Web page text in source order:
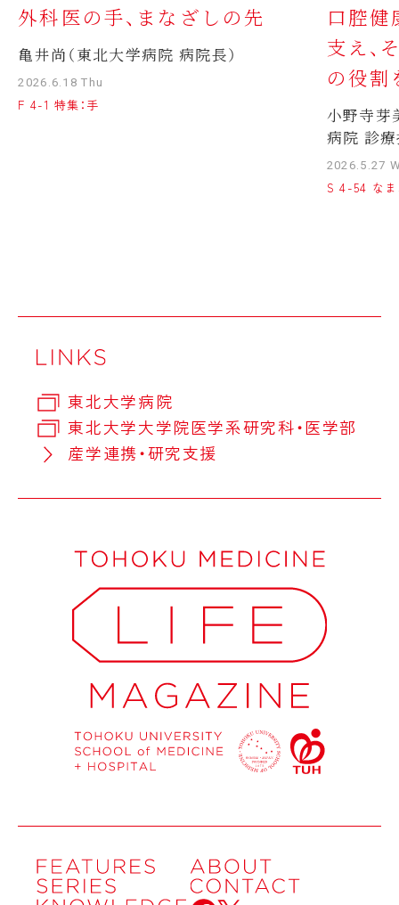
外科医の手、まなざしの先
亀井尚（東北大学病院 病院長）
2026.6.18 Thu
F 4-1 特集：手
口腔
支え、
の役割
小野寺芽
病院 診
2026.5.27
S 4-54 な
東北大学病院
東北大学大学院医学系研究科・医学部
産学連携・研究支援